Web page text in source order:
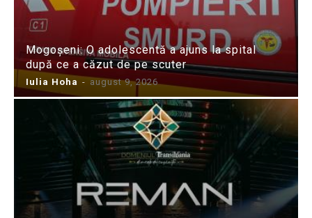
Mogoșeni: O adolescentă a ajuns la spital
după ce a căzut de pe scuter
Iulia Hoha - august 9, 2026